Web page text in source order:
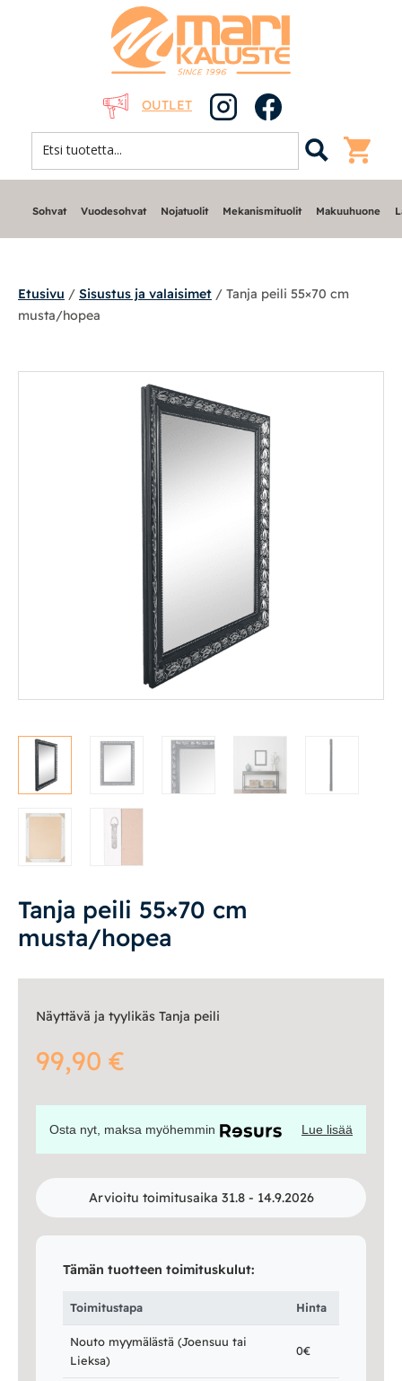
OUTLET
Mekanismituolit
Makuuhuone
Pöydät ja tuolit
Työpöydät ja työtuolit
Ulkokalusteet
Valaisimet
Vuodesohvat
Oma tili|Yhteystiedot
Sohvat Vuodesohvat Nojatuolit Mekanismituolit Makuuhuone
Etusivu / Sisustus ja valaisimet / Tanja peili 55×70 cm
musta/hopea
Tanja peili 55×70 cm
musta/hopea
Näyttävä ja tyylikäs Tanja peili
99,90 €
Osta nyt, maksa myöhemmin Lue lisää
Arvioitu toimitusaika 31.8 - 14.9.2026
Tämän tuotteen toimituskulut:
Toimitustapa Hinta
Nouto myymälästä (Joensuu tai
Lieksa)
0€